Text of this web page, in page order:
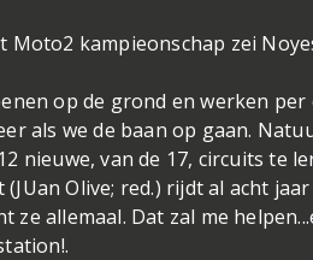
kampieonschap zei
op de grond en werken per
als we de baan op gaan.
nieuwe, van de 17, circuits te
Olive; red.) rijdt al acht
ze allemaal. Dat zal me